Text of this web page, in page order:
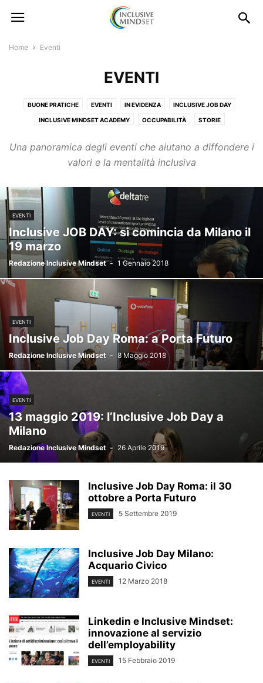
Home Eventi
EVENTI
BUONE PRATICHE EVENTI IN EVIDENZA INCLUSIVE JOB DAY
INCLUSIVE MINDSET ACADEMY OCCUPABILITÀ STORIE
Una panoramica degli eventi che aiutano a diffondere i
valori e la mentalità inclusiva
EVENTI
Inclusive JOB DAY: si comincia da Milano il
19 marzo
Redazione Inclusive Mindset - 1 Gennaio 2018
EVENTI
Inclusive Job Day Roma: a Porta Futuro
Redazione Inclusive Mindset - 8 Maggio 2018
EVENTI
13 maggio 2019: l’Inclusive Job Day a
Milano
Redazione Inclusive Mindset - 26 Aprile 2019
Inclusive Job Day Roma: il 30
ottobre a Porta Futuro
EVENTI 5 Settembre 2019
Inclusive Job Day Milano:
Acquario Civico
EVENTI 12 Marzo 2018
Linkedin e Inclusive Mindset:
innovazione al servizio
dell’employability
EVENTI 15 Febbraio 2019